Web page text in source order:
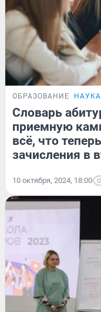
ОБРАЗОВАНИЕ
Словарь
приемную
всё, что
зачисления в
10 октября, 2024, 18:00